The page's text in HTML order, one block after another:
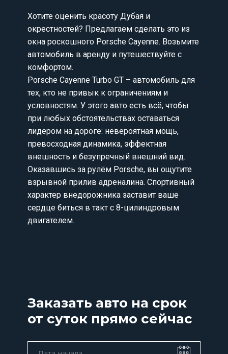
Хотите оценить красоту Дубая и
окрестностей? Предлагаем сделать это из
окна роскошного Porsche Cayenne. Возьмите
автомобиль в аренду и путешествуйте с
комфортом.
Porsche Cayenne Turbo GT – автомобиль для
тех, кто не привык к ограничениям и
условностям. У этого авто есть всё, чтобы
при любых обстоятельствах оставаться
лидером на дороге: невероятная мощь,
превосходная динамика, эффектная
внешность и безупречный внешний вид.
Оказавшись за рулём Porsche, вы ощутите
взрывной прилив адреналина. Спортивный
характер внедорожника заставит ваше
сердце биться в такт с 8-цилиндровым
двигателем.
Заказать авто на срок
от суток прямо сейчас